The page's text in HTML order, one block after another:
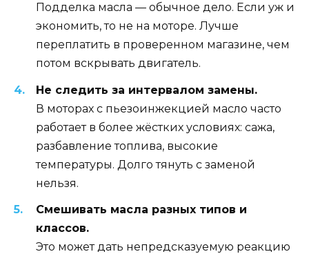
Подделка масла — обычное дело. Если уж и
экономить, то не на моторе. Лучше
переплатить в проверенном магазине, чем
потом вскрывать двигатель.
Не следить за интервалом замены.
В моторах с пьезоинжекцией масло часто
работает в более жёстких условиях: сажа,
разбавление топлива, высокие
температуры. Долго тянуть с заменой
нельзя.
Смешивать масла разных типов и
классов.
Это может дать непредсказуемую реакцию